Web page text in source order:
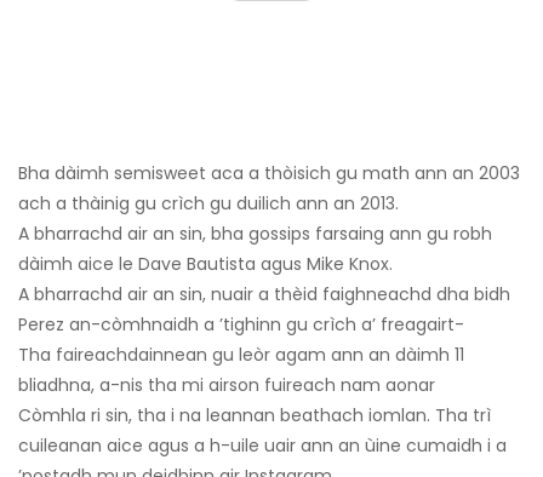
Bha dàimh semisweet aca a thòisich gu math ann an 2003
ach a thàinig gu crìch gu duilich ann an 2013.
A bharrachd air an sin, bha gossips farsaing ann gu robh
dàimh aice le Dave Bautista agus Mike Knox.
A bharrachd air an sin, nuair a thèid faighneachd dha bidh
Perez an-còmhnaidh a ’tighinn gu crìch a’ freagairt-
Tha faireachdainnean gu leòr agam ann an dàimh 11
bliadhna, a-nis tha mi airson fuireach nam aonar
Còmhla ri sin, tha i na leannan beathach iomlan. Tha trì
cuileanan aice agus a h-uile uair ann an ùine cumaidh i a